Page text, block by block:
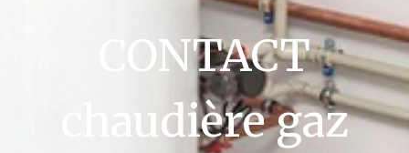
CONTACT
chaudière gaz